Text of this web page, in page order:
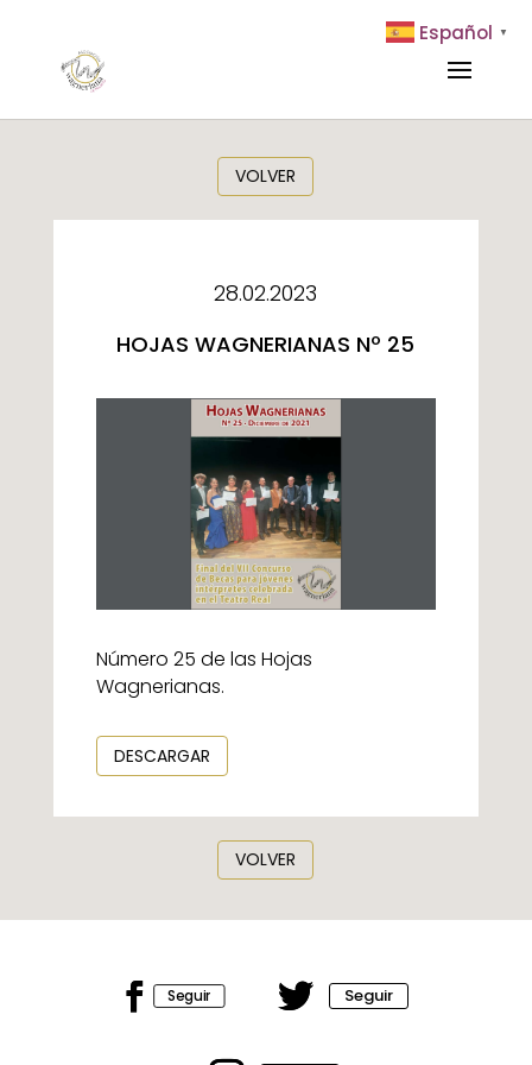
VOLVER
28.02.2023
HOJAS WAGNERIANAS Nº 25
Número 25 de las Hojas
Wagnerianas.
DESCARGAR
VOLVER
Seguir Seguir
Español ▼